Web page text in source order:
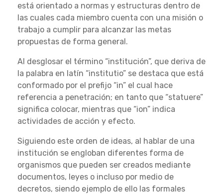
está orientado a normas y estructuras dentro de
las cuales cada miembro cuenta con una misión o
trabajo a cumplir para alcanzar las metas
propuestas de forma general.
Al desglosar el término “institución”, que deriva de
la palabra en latín “institutio” se destaca que está
conformado por el prefijo “in” el cual hace
referencia a penetración; en tanto que “statuere”
significa colocar, mientras que “ion” indica
actividades de acción y efecto.
Siguiendo este orden de ideas, al hablar de una
institución se engloban diferentes forma de
organismos que pueden ser creados mediante
documentos, leyes o incluso por medio de
decretos, siendo ejemplo de ello las formales